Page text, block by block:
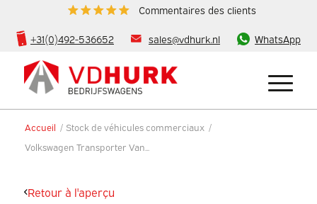
Commentaires des clients
+31(0)492-536652 sales@vdhurk.nl WhatsApp
Accueil / Stock de véhicules commerciaux /
Volkswagen Transporter Van...
Retour à l'aperçu